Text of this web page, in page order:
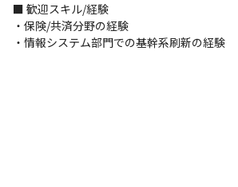
■ 歓迎スキル/経験
・保険/共済分野の経験
・情報システム部門での基幹系刷新の経験